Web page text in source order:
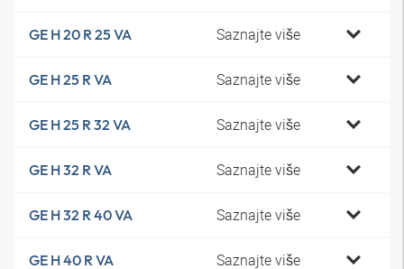
GE H 20 R 25 VA Saznajte više
GE H 25 R VA Saznajte više
GE H 25 R 32 VA Saznajte više
GE H 32 R VA Saznajte više
GE H 32 R 40 VA Saznajte više
GE H 40 R VA Saznajte više